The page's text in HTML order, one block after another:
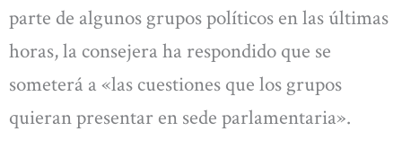
parte de algunos grupos políticos en las últimas
horas, la consejera ha respondido que se
someterá a «las cuestiones que los grupos
quieran presentar en sede parlamentaria».